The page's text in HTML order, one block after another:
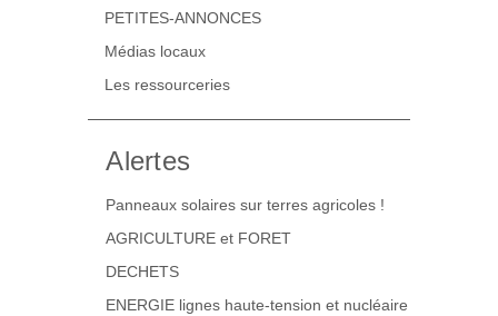
PETITES-ANNONCES
Médias locaux
Les ressourceries
Alertes
Panneaux solaires sur terres agricoles !
AGRICULTURE et FORET
DECHETS
ENERGIE lignes haute-tension et nucléaire